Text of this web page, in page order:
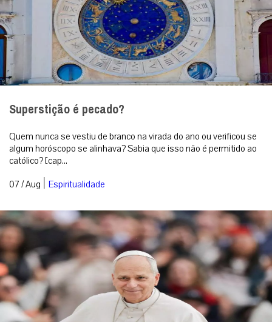
Superstição é pecado?
Quem nunca se vestiu de branco na virada do ano ou verificou se
algum horóscopo se alinhava? Sabia que isso não é permitido ao
católico? [cap...
07 / Aug | Espiritualidade